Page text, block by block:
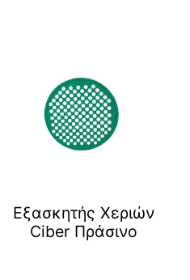
Eξασκητής Χεριών
Ciber Πράσινο